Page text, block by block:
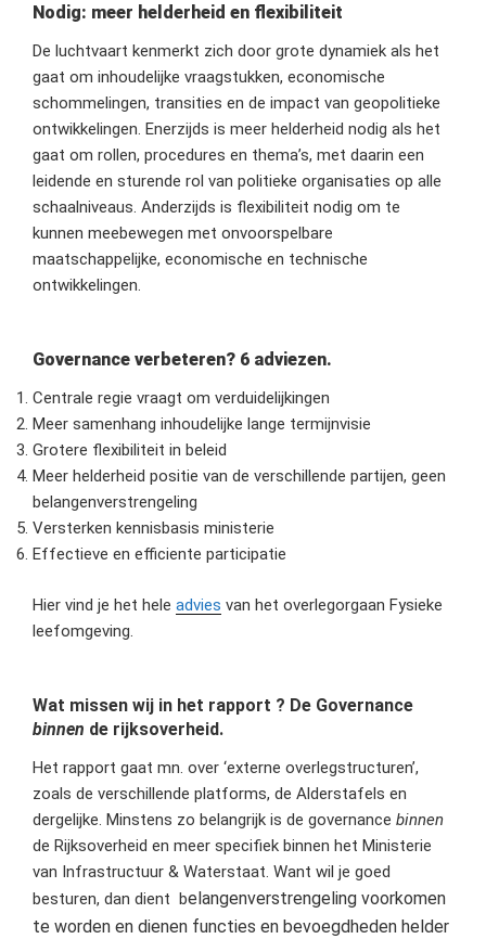
Nodig: meer helderheid en flexibiliteit
De luchtvaart kenmerkt zich door grote dynamiek als het
gaat om inhoudelijke vraagstukken, economische
schommelingen, transities en de impact van geopolitieke
ontwikkelingen. Enerzijds is meer helderheid nodig als het
gaat om rollen, procedures en thema’s, met daarin een
leidende en sturende rol van politieke organisaties op alle
schaalniveaus. Anderzijds is flexibiliteit nodig om te
kunnen meebewegen met onvoorspelbare
maatschappelijke, economische en technische
ontwikkelingen.
Governance verbeteren? 6 adviezen.
Centrale regie vraagt om verduidelijkingen
Meer samenhang inhoudelijke lange termijnvisie
Grotere flexibiliteit in beleid
Meer helderheid positie van de verschillende partijen, geen
belangenverstrengeling
Versterken kennisbasis ministerie
Effectieve en efficiente participatie
Hier vind je het hele advies van het overlegorgaan Fysieke
leefomgeving.
Wat missen wij in het rapport ? De Governance
binnen de rijksoverheid.
Het rapport gaat mn. over ‘externe overlegstructuren’,
zoals de verschillende platforms, de Alderstafels en
dergelijke. Minstens zo belangrijk is de governance binnen
de Rijksoverheid en meer specifiek binnen het Ministerie
van Infrastructuur & Waterstaat. Want wil je goed
besturen, dan dient belangenverstrengeling voorkomen
te worden en dienen functies en bevoegdheden helder